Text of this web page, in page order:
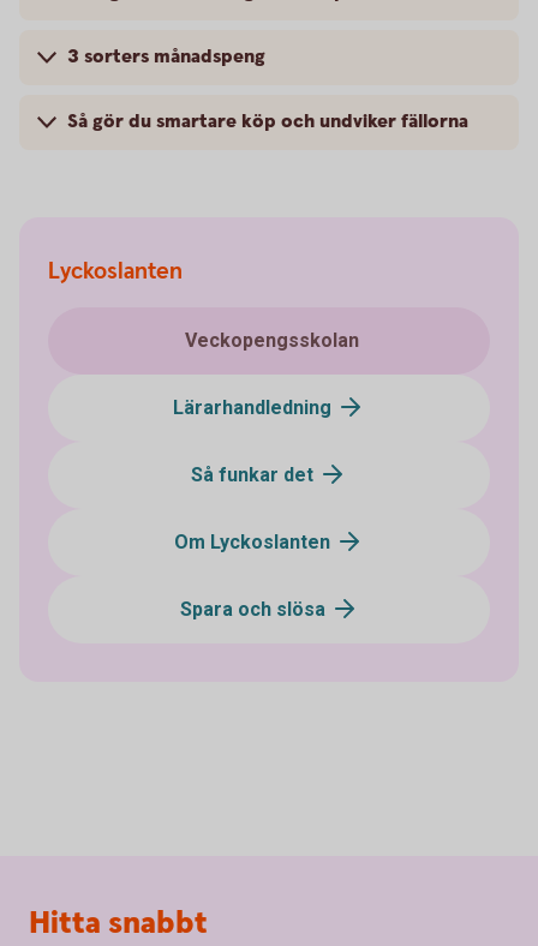
3 sorters månadspeng
Så gör du smartare köp och undviker fällorna
Lyckoslanten
Veckopengsskolan
Lärarhandledning
Så funkar det
Om Lyckoslanten
Spara och slösa
Sidfot
Hitta snabbt